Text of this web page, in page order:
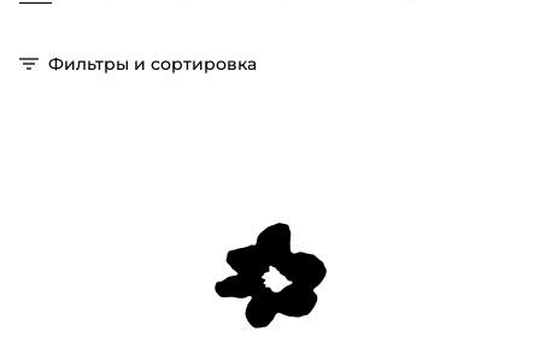
Фильтры и сортировка